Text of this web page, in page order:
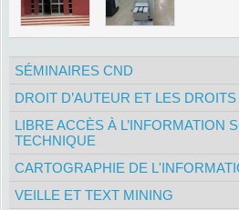
SÉMINAIRES CND
DROIT D’AUTEUR ET LES
LIBRE ACCÈS À L’INFORMATION
TECHNIQUE
CARTOGRAPHIE DE
VEILLE ET TEXT MINING